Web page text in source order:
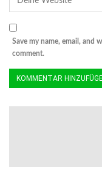
Save my name, email, and
comment.